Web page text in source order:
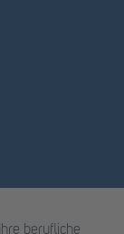
berufliche